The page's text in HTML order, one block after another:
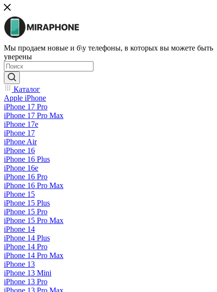
Мы продаем новые и б\у телефоны, в которых вы можете быть
уверены
Каталог
Apple iPhone
iPhone 17 Pro
iPhone 17 Pro Max
iPhone 17e
iPhone 17
iPhone Air
iPhone 16
iPhone 16 Plus
iPhone 16e
iPhone 16 Pro
iPhone 16 Pro Max
iPhone 15
iPhone 15 Plus
iPhone 15 Pro
iPhone 15 Pro Max
iPhone 14
iPhone 14 Plus
iPhone 14 Pro
iPhone 14 Pro Max
iPhone 13
iPhone 13 Mini
iPhone 13 Pro
iPhone 13 Pro Max